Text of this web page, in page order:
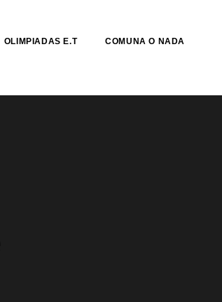
OLIMPIADAS E.T COMUNA O NADA